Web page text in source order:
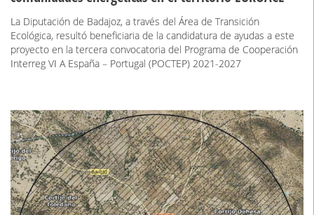
La Diputación de Badajoz, a través del Área de Transición
Ecológica, resultó beneficiaria de la candidatura de ayudas a este
proyecto en la tercera convocatoria del Programa de Cooperación
Interreg VI A España – Portugal (POCTEP) 2021-2027